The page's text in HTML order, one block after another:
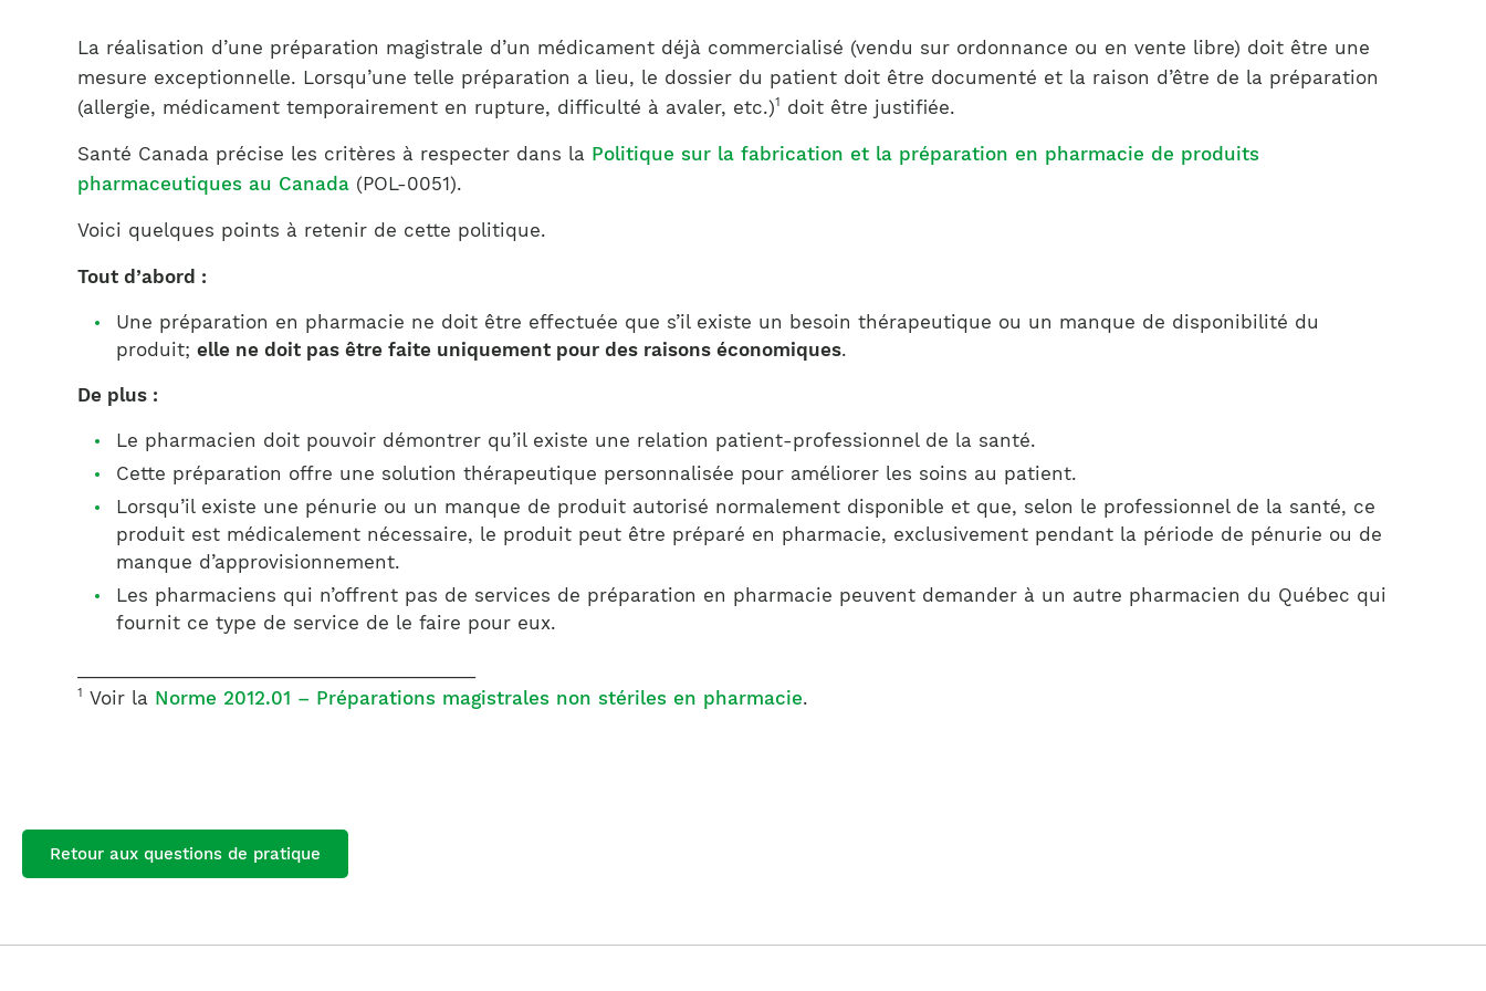
La réalisation d’une préparation magistrale d’un médicament déjà commercialisé (vendu sur ordonnance ou en vente libre) doit être une
mesure exceptionnelle. Lorsqu’une telle préparation a lieu, le dossier du patient doit être documenté et la raison d’être de la préparation
(allergie, médicament temporairement en rupture, difficulté à avaler, etc.)1 doit être justifiée.
Santé Canada précise les critères à respecter dans la Politique sur la fabrication et la préparation en pharmacie de produits
pharmaceutiques au Canada (POL-0051).
Voici quelques points à retenir de cette politique.
Tout d’abord :
Une préparation en pharmacie ne doit être effectuée que s’il existe un besoin thérapeutique ou un manque de disponibilité du
produit; elle ne doit pas être faite uniquement pour des raisons économiques.
De plus :
Le pharmacien doit pouvoir démontrer qu’il existe une relation patient-professionnel de la santé.
Cette préparation offre une solution thérapeutique personnalisée pour améliorer les soins au patient.
Lorsqu’il existe une pénurie ou un manque de produit autorisé normalement disponible et que, selon le professionnel de la santé, ce
produit est médicalement nécessaire, le produit peut être préparé en pharmacie, exclusivement pendant la période de pénurie ou de
manque d’approvisionnement.
Les pharmaciens qui n’offrent pas de services de préparation en pharmacie peuvent demander à un autre pharmacien du Québec qui
fournit ce type de service de le faire pour eux.
1 Voir la Norme 2012.01 – Préparations magistrales non stériles en pharmacie.
Retour aux questions de pratique